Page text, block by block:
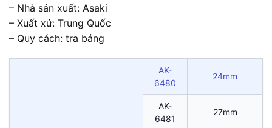
– Nhà sản xuất: Asaki
– Xuất xứ: Trung Quốc
– Quy cách: tra bảng
AK-
6480
24mm
AK-
6481
27mm